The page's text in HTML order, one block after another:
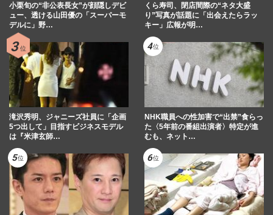
小栗旬の“非公表長女”が顔隠しデビ
ュー、透ける山田優の「スーパーモ
デルに」野…
くら寿司、閉店間際の“ネタ大盛
り”写真が話題に「出会えたらラッ
キー」広報が明…
滝沢秀明、ジャニーズ社員に「企画
5つ出して」目指すビジネスモデル
は『米津玄師…
NHK職員への性加害で“出禁”食らっ
た〈5年前の番組出演者〉特定が進
むも、ネット…